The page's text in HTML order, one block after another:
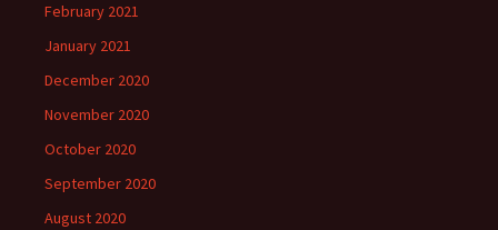
February 2021
January 2021
December 2020
November 2020
October 2020
September 2020
August 2020